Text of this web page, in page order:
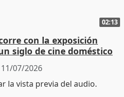
02:13
con la exposición
siglo de cine doméstico
11/07/2026